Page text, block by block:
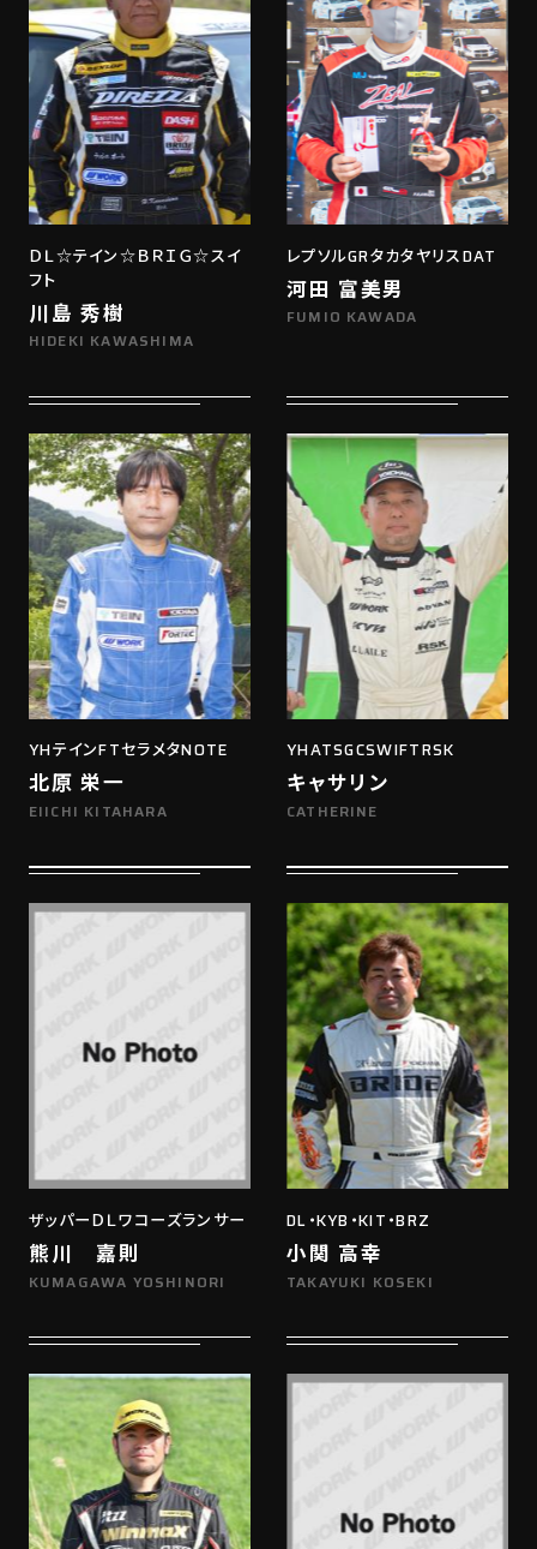
ＤＬ☆テイン☆ＢＲＩＧ☆スイ
フト
川島 秀樹
HIDEKI KAWASHIMA
レプソルGRタカタヤリスDAT
河田 富美男
FUMIO KAWADA
YHテインFTセラメタNOTE
北原 栄一
EIICHI KITAHARA
YHATSGCSWIFTRSK
キャサリン
CATHERINE
ザッパーＤＬワコーズランサー
熊川 嘉則
KUMAGAWA YOSHINORI
DL・KYB・KIT・BRZ
小関 高幸
TAKAYUKI KOSEKI